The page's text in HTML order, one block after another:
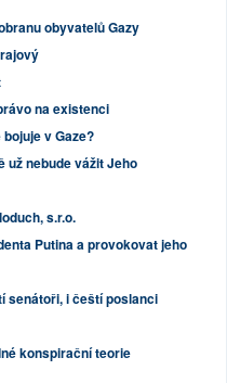
obyvatelů Gazy
na existenci
v Gaze?
už nebude vážit Jeho
s.r.o.
Putina a provokovat jeho
senátoři, i čeští poslanci
konspirační teorie